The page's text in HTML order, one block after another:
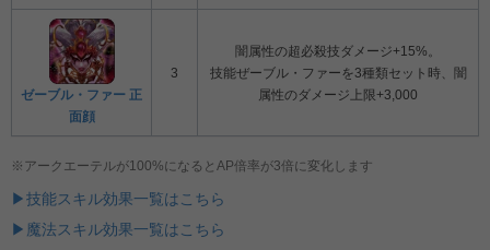
ゼーブル・ファー 正
面顔
3
闇属性の超必殺技ダメージ+15%。
技能ぜーブル・ファーを3種類セット時、闇
属性のダメージ上限+3,000
※アークエーテルが100%になるとAP倍率が3倍に変化します
▶技能スキル効果一覧はこちら
▶魔法スキル効果一覧はこちら